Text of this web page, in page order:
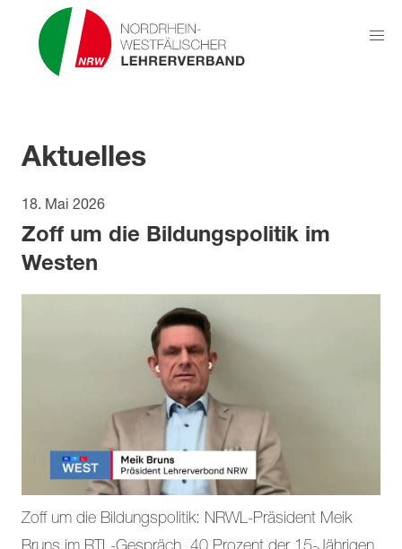
Aktuelles
18. Mai 2026
Zoff um die Bildungspolitik im
Westen
Zoff um die Bildungspolitik: NRWL-Präsident Meik